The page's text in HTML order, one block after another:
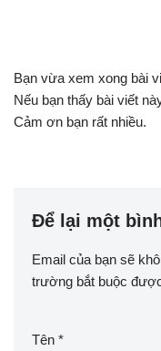
Bạn vừa xem xong bài
Nếu bạn thấy bài viết
Cảm ơn bạn rất nhiều.
Để lại một
Email của bạn sẽ
trường bắt buộc
Tên *